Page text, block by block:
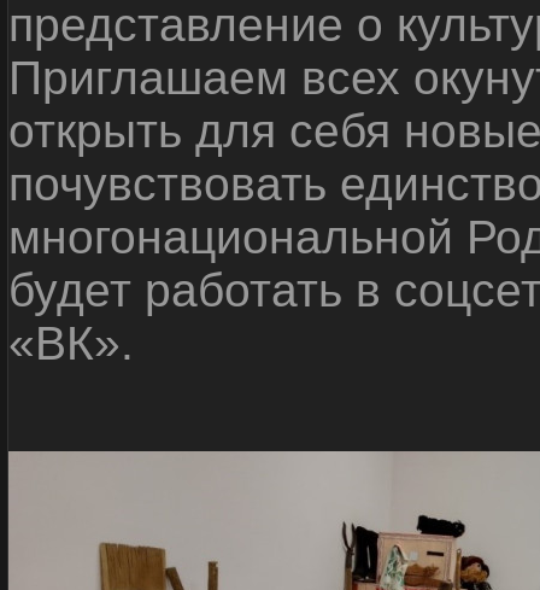
представление о
Приглашаем всех
открыть для себя
почувствовать
многонациональной
будет работать в
«ВК».